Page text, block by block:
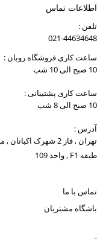
اطلاعات تماس
تلفن :
021-44634648
ساعت کاری فروشگاه روبان :
10 صبح الی 10 شب
ساعت کاری پشتیبانی :
10 صبح الی 8 شب
آدرس :
تهران , فاز 2 شهرک
طبقه F1 , واحد 109
تماس با ما
باشگاه مشتریان